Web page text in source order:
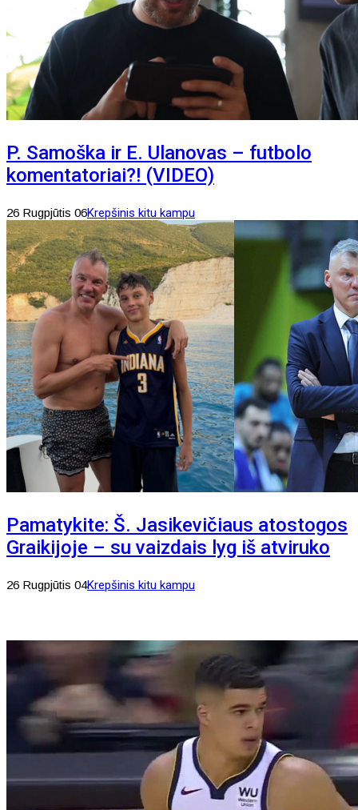
P. Samoška ir E. Ulanovas – futbolo
komentatoriai?! (VIDEO)
26 Rugpjūtis 06Krepšinis kitu kampu
Pamatykite: Š. Jasikevičiaus atostogos
Graikijoje – su vaizdais lyg iš atviruko
26 Rugpjūtis 04Krepšinis kitu kampu